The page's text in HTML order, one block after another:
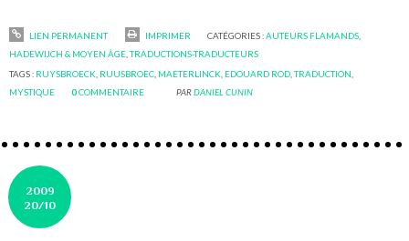
LIEN PERMANENT IMPRIMER CATÉGORIES :AUTEURS FLAMANDS
HADEWIJCH & MOYEN ÂGE ,TRADUCTIONS-TRADUCTEURS
TAGS : RUYSBROECK RUUSBROEC MAETERLINCK EDOUARD ROD ,TRADUCTION
MYSTIQUE
0COMMENTAIRE PARDANIEL CUNIN
2009
20/10